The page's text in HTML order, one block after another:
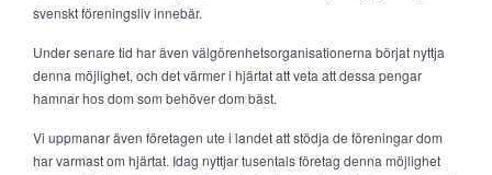
svenskt föreningsliv innebär.
Under senare tid har även välgörenhetsorganisationerna börjat nyttja
denna möjlighet, och det värmer i hjärtat att veta att dessa pengar
hamnar hos dom som behöver dom bäst.
Vi uppmanar även företagen ute i landet att stödja de föreningar dom
har varmast om hjärtat. Idag nyttjar tusentals företag denna möjlighet